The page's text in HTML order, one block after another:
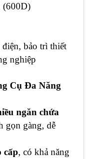
(600D)
điện, bảo trì thiết
nghiệp
Cụ Đa Năng
ngăn chứa
gọn gàng, dễ
cấp, có khả năng